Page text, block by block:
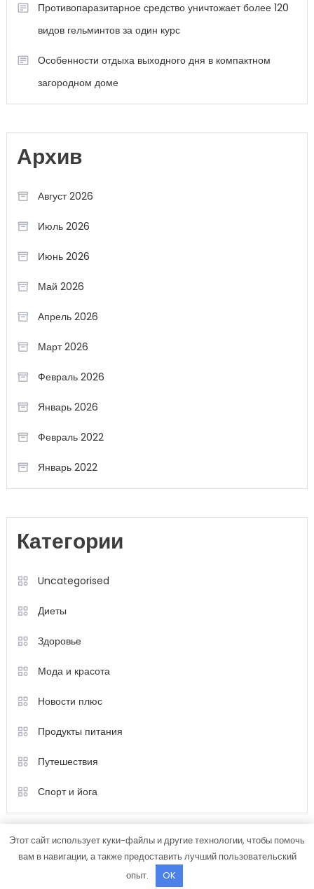
Противопаразитарное средство уничтожает более 120
видов гельминтов за один курс
Особенности отдыха выходного дня в компактном
загородном доме
Архив
Август 2026
Июль 2026
Июнь 2026
Май 2026
Апрель 2026
Март 2026
Февраль 2026
Январь 2026
Февраль 2022
Январь 2022
Категории
Uncategorised
Диеты
Здоровье
Мода и красота
Новости плюс
Продукты питания
Путешествия
Спорт и йога
Тема: Color Magazine от
Этот сайт использует куки-файлы и другие технологии, чтобы помочь
вам в навигации, а также предоставить лучший пользовательский
опыт.
OK